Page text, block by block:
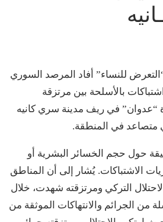
للنساء” أفاد المرصد السوري
بالأسلحة بين مرتزقة
“عدوان” في ريف مدينة سري كانيه
متصاعد في المنطقة.
حول حجم الخسائر البشرية أو
الاشتباكات. يُشار إلى أن المناطق
التركي ومرتزقته شهدت، خلال
من الجرائم والانتهاكات الموثقة من